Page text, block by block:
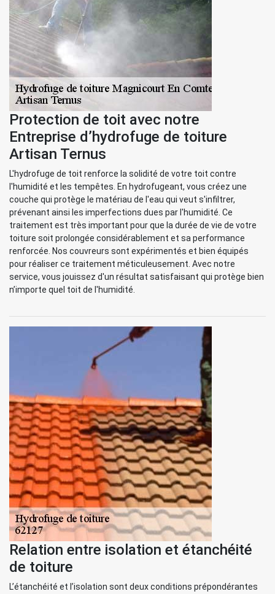
Protection de toit avec notre
Entreprise d’hydrofuge de toiture
Artisan Ternus
L'hydrofuge de toit renforce la solidité de votre toit contre
l'humidité et les tempêtes. En hydrofugeant, vous créez une
couche qui protège le matériau de l'eau qui veut s'infiltrer,
prévenant ainsi les imperfections dues par l'humidité. Ce
traitement est très important pour que la durée de vie de votre
toiture soit prolongée considérablement et sa performance
renforcée. Nos couvreurs sont expérimentés et bien équipés
pour réaliser ce traitement méticuleusement. Avec notre
service, vous jouissez d'un résultat satisfaisant qui protège bien
n’importe quel toit de l'humidité.
Relation entre isolation et étanchéité
de toiture
L’étanchéité et l’isolation sont deux conditions prépondérantes